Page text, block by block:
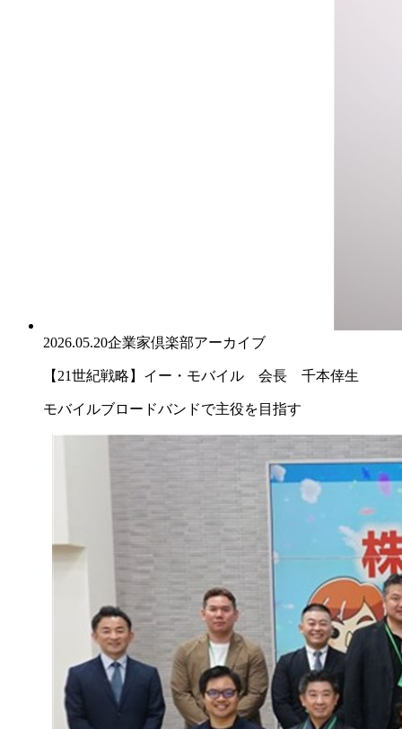
2026.05.20企業家倶楽部アーカイブ
【21世紀戦略】イー・モバイル 会長 千本倖生
モバイルブロードバンドで主役を目指す